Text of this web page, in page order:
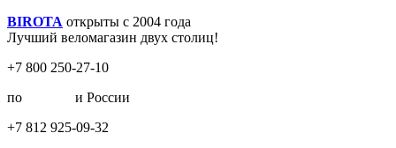
BIROTA открыты с 2004 года
Лучший веломагазин двух столиц!
+7 800 250-27-10
по
и России
+7 812 925-09-32